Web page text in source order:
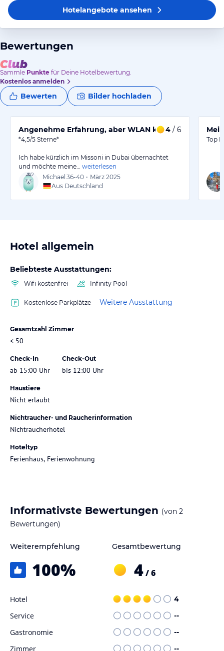
Hotelangeboteansehen
Bewertungen
Sammle Punkte für Deine Hotelbewertung.
Kostenlos anmelden
Bewerten Bilder hochladen
Angenehme Erfahrung, aber WLAN könnte besser sein
4 / 6
*4,5/5 Sterne*
Ich habe kürzlich im Missoni in Dubai übernachtet
und möchte meine…
weiterlesen
Michael 36-40 • März 2025
Aus Deutschland
Top
Hotel allgemein
Beliebteste Ausstattungen:
Wifi kostenfrei Infinity Pool
Kostenlose Parkplätze Weitere Ausstattung
Gesamtzahl Zimmer
< 50
Check-In
ab 15:00 Uhr
Check-Out
bis 12:00 Uhr
Haustiere
Nicht erlaubt
Nichtraucher- und Raucherinformation
Nichtraucherhotel
Hoteltyp
Ferienhaus, Ferienwohnung
Informativste Bewertungen (von 2
Bewertungen)
Weiterempfehlung
100%
Gesamtbewertung
4/ 6
Hotel 4
Service --
Gastronomie --
Zimmer --